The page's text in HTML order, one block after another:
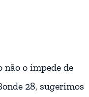
não o impede de
28, sugerimos